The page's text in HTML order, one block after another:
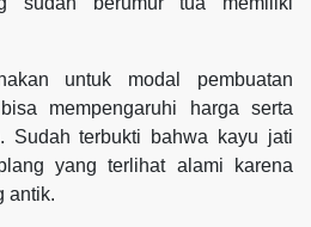
untuk modal pembuatan
mempengaruhi harga serta
Sudah terbukti bahwa kayu jati
yang terlihat alami karena
antik.